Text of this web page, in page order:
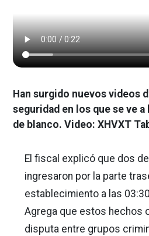
Han surgido nuevos videos
seguridad en los que se ve
de blanco. Video: XHVXT
El fiscal explicó que dos
ingresaron por la parte
establecimiento a las
Agrega que estos hechos
disputa entre grupos